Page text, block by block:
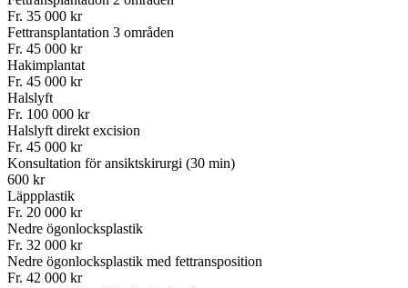
Fr. 35 000 kr
Fettransplantation 3 områden
Fr. 45 000 kr
Hakimplantat
Fr. 45 000 kr
Halslyft
Fr. 100 000 kr
Halslyft direkt excision
Fr. 45 000 kr
Konsultation för ansiktskirurgi (30 min)
600 kr
Läppplastik
Fr. 20 000 kr
Nedre ögonlocksplastik
Fr. 32 000 kr
Nedre ögonlocksplastik med fettransposition
Fr. 42 000 kr